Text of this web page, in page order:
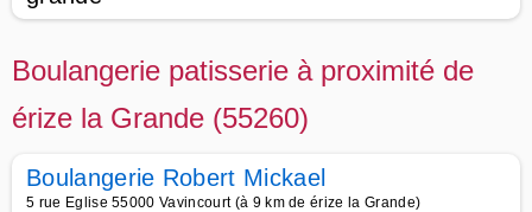
Boulangerie patisserie à proximité de
érize la Grande (55260)
Boulangerie Robert Mickael
5 rue Eglise 55000 Vavincourt (à 9 km de érize la Grande)